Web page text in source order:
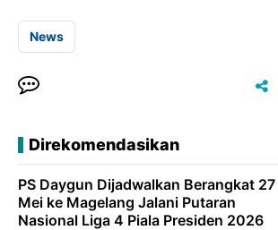
News
Direkomendasikan
PS Daygun Dijadwalkan Berangkat 27
Mei ke Magelang Jalani Putaran
Nasional Liga 4 Piala Presiden 2026